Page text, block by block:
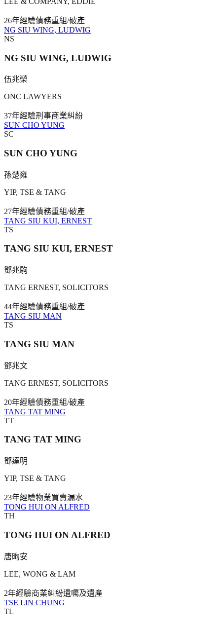
26年經驗債務重組/破產
NG SIU WING, LUDWIG
NS
NG SIU WING, LUDWIG
伍兆榮
ONC LAWYERS
37年經驗刑事商業糾紛
SUN CHO YUNG
SC
SUN CHO YUNG
孫楚雍
YIP, TSE & TANG
27年經驗債務重組/破產
TANG SIU KUI, ERNEST
TS
TANG SIU KUI, ERNEST
鄧兆駒
TANG ERNEST, SOLICITORS
44年經驗債務重組/破產
TANG SIU MAN
TS
TANG SIU MAN
鄧兆文
TANG ERNEST, SOLICITORS
20年經驗債務重組/破產
TANG TAT MING
TT
TANG TAT MING
鄧達明
YIP, TSE & TANG
23年經驗物業買賣漏水
TONG HUI ON ALFRED
TH
TONG HUI ON ALFRED
唐昫安
LEE, WONG & LAM
2年經驗商業糾紛遺囑及遺產
TSE LIN CHUNG
TL